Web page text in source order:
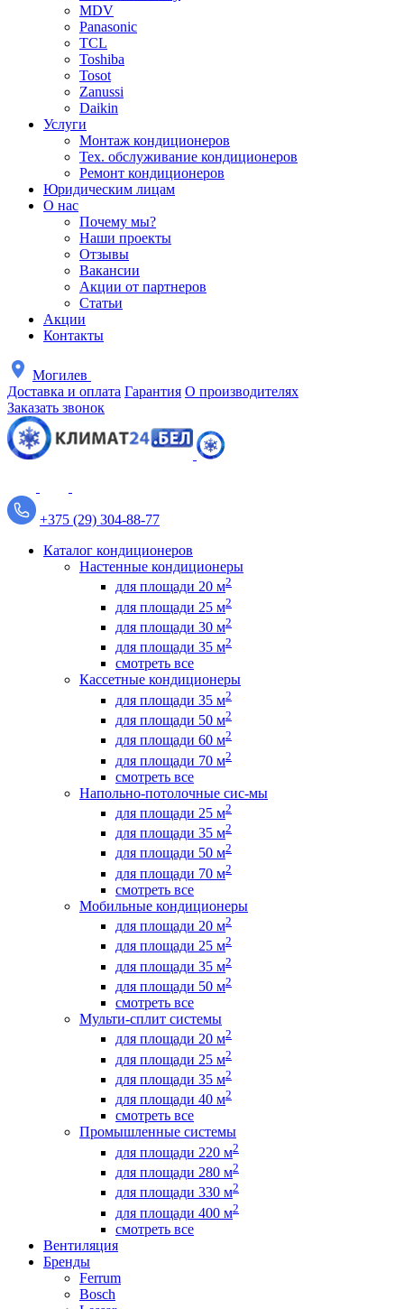
MDV
Panasonic
TCL
Toshiba
Tosot
Zanussi
Daikin
Услуги
Монтаж кондиционеров
Тех. обслуживание кондиционеров
Ремонт кондиционеров
Юридическим лицам
О нас
Почему мы?
Наши проекты
Отзывы
Вакансии
Акции от партнеров
Статьи
Акции
Контакты
Могилев
Доставка и оплата Гарантия О производителях
Заказать звонок
+375 (29) 304-88-77
Каталог кондиционеров
Настенные кондиционеры
для площади 20 м2
для площади 25 м2
для площади 30 м2
для площади 35 м2
смотреть все
Кассетные кондиционеры
для площади 35 м2
для площади 50 м2
для площади 60 м2
для площади 70 м2
смотреть все
Напольно-потолочные сис-мы
для площади 25 м2
для площади 35 м2
для площади 50 м2
для площади 70 м2
смотреть все
Мобильные кондиционеры
для площади 20 м2
для площади 25 м2
для площади 35 м2
для площади 50 м2
смотреть все
Мульти-сплит системы
для площади 20 м2
для площади 25 м2
для площади 35 м2
для площади 40 м2
смотреть все
Промышленные системы
для площади 220 м2
для площади 280 м2
для площади 330 м2
для площади 400 м2
смотреть все
Вентиляция
Бренды
Ferrum
Bosch